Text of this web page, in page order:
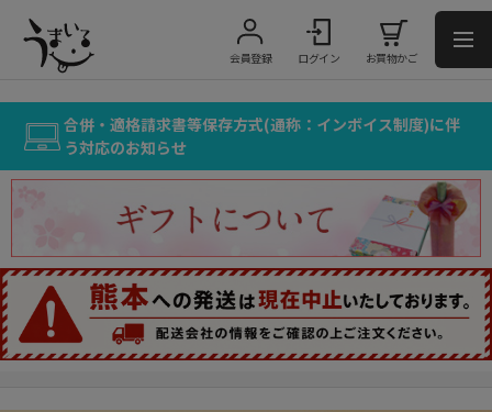
会員登録 ログイン お買物かご
合併・適格請求書等保存方式(通称：インボイス制度)に伴
う対応のお知らせ